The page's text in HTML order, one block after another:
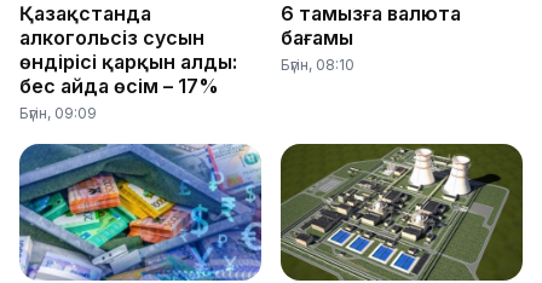
Қазақстанда
алкогольсіз сусын
өндірісі қарқын алды:
бес айда өсім – 17%
Бүгін, 09:09
6 тамызға валюта
бағамы
Бүгін, 08:10